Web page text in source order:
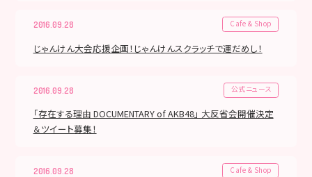
2016.09.28 Cafe & Shop
じゃんけん大会応援企画！じゃんけんスクラッチで運だめし！
2016.09.28 公式ニュース
「存在する理由 DOCUMENTARY of AKB48」 大反省会開催決定
＆ツイート募集！
2016.09.28 Cafe & Shop